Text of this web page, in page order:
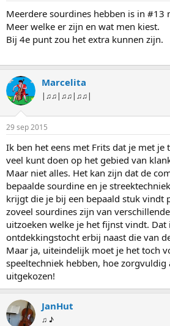
Meerdere sourdines hebben is in #13
Meer welke er zijn en wat men kiest.
Bij 4e punt zou het extra kunnen zijn.
Marcelita
|♫♫|♫♫|♫♫|
29 sep 2015
Ik ben het eens met Frits dat je met je
veel kunt doen op het gebied van
Maar niet alles. Het kan zijn dat de
bepaalde sourdine en je
krijgt die je bij een bepaald stuk vindt
zoveel sourdines zijn van
uitzoeken welke je het fijnst vindt. Dat
ontdekkingstocht erbij naast die van
Maar ja, uiteindelijk moet je het toch
speeltechniek hebben, hoe zorgvuldig
uitgekozen!
JanHut
♫ ♪